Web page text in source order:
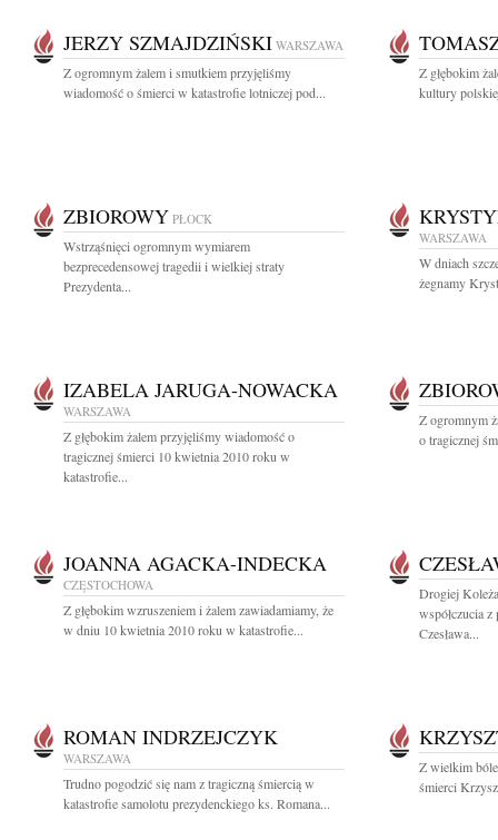
JERZY SZMAJDZIŃSKI WARSZAWA
Z ogromnym żalem i smutkiem przyjęliśmy
wiadomość o śmierci w katastrofie lotniczej pod...
Z głębokim
kultury
ZBIOROWY PŁOCK
Wstrząśnięci ogromnym wymiarem
bezprecedensowej tragedii i wielkiej straty
Prezydenta...
WARSZAWA
W dniach
żegnamy
IZABELA JARUGA-NOWACKA
WARSZAWA
Z głębokim żalem przyjęliśmy wiadomość o
tragicznej śmierci 10 kwietnia 2010 roku w
katastrofie...
Z ogromnym
o tragicznej
JOANNA AGACKA-INDECKA
CZĘSTOCHOWA
Z głębokim wzruszeniem i żalem zawiadamiamy, że
w dniu 10 kwietnia 2010 roku w katastrofie...
Drogiej
współczucia
Czesława...
ROMAN INDRZEJCZYK
WARSZAWA
Trudno pogodzić się nam z tragiczną śmiercią w
katastrofie samolotu prezydenckiego ks. Romana...
Z wielkim
śmierci